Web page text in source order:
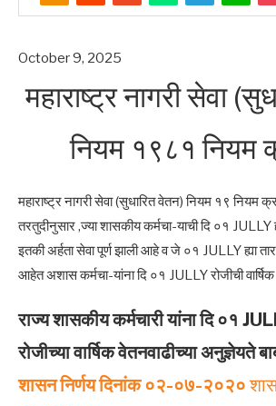
October 9, 2025
महाराष्ट्र नागरी सेवा
नियम १९८१ नियम
महाराष्ट्र नागरी सेवा (सुधारित वेतन) नियम १९ नियम
तरतुदीनुसार ,ज्या शासकीय कर्मचा-याची दि ०१ JULLY
इतकी अर्हता सेवा पूर्ण झाली आहे व जे ०१ JULLY ह्या
आहेत अशास कर्मचा-यांना दि ०१ JULLY रोजीची
राज्य शासकीय कर्मचारी यांना दि ०१
रोजीच्या वार्षिक वेतनवाढीच्या अनुज्ञेयते
शासन निर्णय दिनांक ०२-०७-२०२०